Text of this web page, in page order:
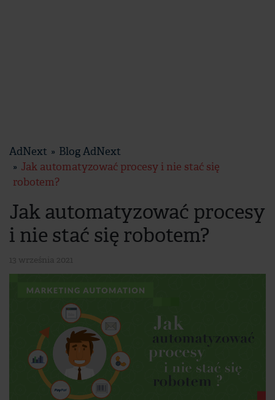
AdNext
Blog AdNext
Jak automatyzować procesy i nie stać się
robotem?
Jak automatyzować procesy
i nie stać się robotem?